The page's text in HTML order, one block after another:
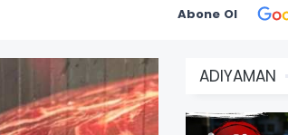
Abone Ol
ADIYAMAN